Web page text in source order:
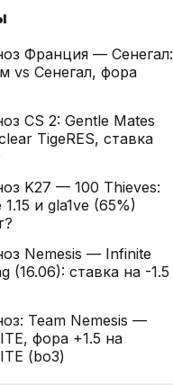
Франция — Сенегал:
vs Сенегал, фора
CS 2: Gentle Mates
TigeRES, ставка
K27 — 100 Thieves:
1.15 и gla1ve (65%)
Nemesis — Infinite
(16.06): ставка на -1.5
Team Nemesis —
фора +1.5 на
(bo3)